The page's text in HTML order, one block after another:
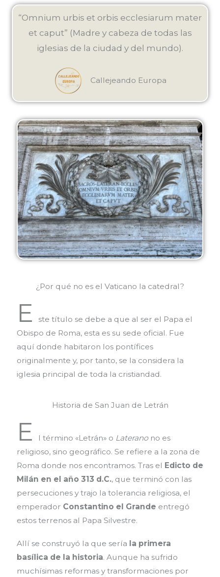
“Omnium urbis et orbis ecclesiarum mater
et caput” (Madre y cabeza de todas las
iglesias de la ciudad y del mundo).
Callejeando Europa
¿Por qué no es el Vaticano la catedral?
E
ste título se debe a que al ser el Papa el
Obispo de Roma, esta es su sede oficial. Fue
aquí donde habitaron los pontífices
originalmente y, por tanto, se la considera la
iglesia principal de toda la cristiandad.
Historia de San Juan de Letrán
E l término «Letrán» o Lateranono es
religioso, sino geográfico. Se refiere a la zona de
Roma donde nos encontramos. Tras el Edicto de
Milán en el año 313 d.C., que terminó con las
persecuciones y trajo la tolerancia religiosa, el
emperador Constantino el Grande entregó
estos terrenos al Papa Silvestre.
Allí se construyó la que sería la primera
basílica de la historia. Aunque ha sufrido
muchísimas reformas y transformaciones por